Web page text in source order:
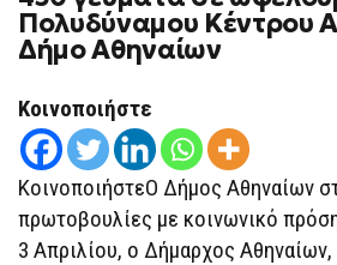
ΓΕΎΜΑΤΑ
ΣΕ
ΣΤΟ
ΔΉΜΟ
ΑΘΗΝΑΊΩΝ
Πολυδύναμου Κέντρου
Δήμο Αθηναίων
Κοινοποιήστε
ΚοινοποιήστεΟ Δήμος Αθηναίων
πρωτοβουλίες με κοινωνικό
3 Απριλίου, ο Δήμαρχος